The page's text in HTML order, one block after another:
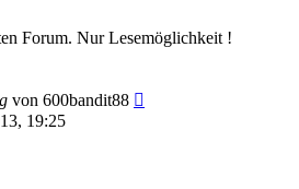
Forum. Nur Lesemöglichkeit !
von 600bandit88
19:25